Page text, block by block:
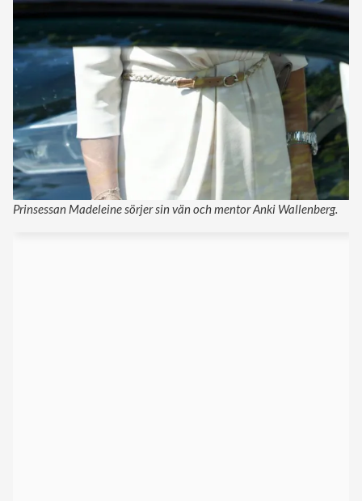
Prinsessan Madeleine sörjer sin vän och mentor Anki Wallenberg.